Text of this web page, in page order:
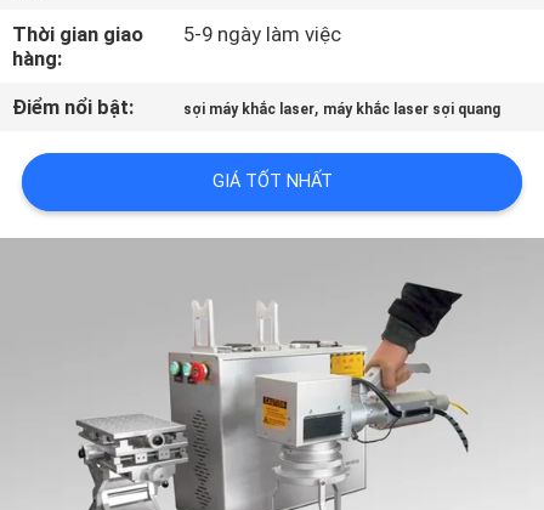
THAM
QUAN
MÁY
KIỂM
Thời gian giao
hàng:
5-9 ngày làm việc
Điểm nổi bật: sợi máy khắc laser, máy khắc laser sợi quang
GIÁ TỐT NHẤT